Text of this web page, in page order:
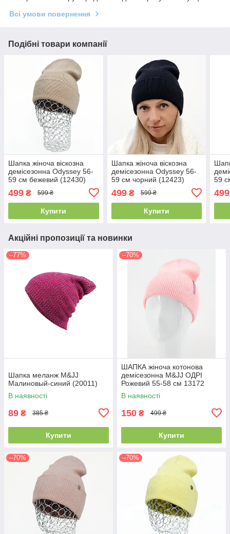
Всі умови повернення
Подібні товари компанії
Шапка жіноча віскозна
демісезонна Odyssey 56-
59 см бежевий (12430)
499 ₴ 599 ₴
Купити
Шапка жіноча віскозна
демісезонна Odyssey 56-
59 см чорний (12423)
499₴ 599 ₴
Купити
59
499
Акційні пропозиції та новинки
–77%
Шапка меланж M&JJ
Малиновый-синий (20011)
В наявності
89 ₴ 385 ₴
Купити
–70%
ШАПКА жіноча котонова
демісезонна M&JJ ОДРІ
Рожевий 55-58 см 13172
В наявності
150 ₴ 499 ₴
Купити
–70% –70%